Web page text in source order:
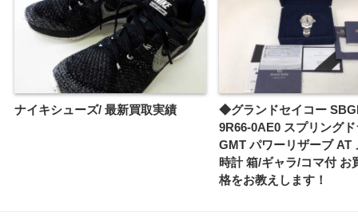
ナイキシューズ/ 最新買取実績
◆グランドセイコー
9R66-0AE0 スプリング
GMT パワーリザーブ AT
時計 箱/ギャラ/コマ付 お
格をお教えします！